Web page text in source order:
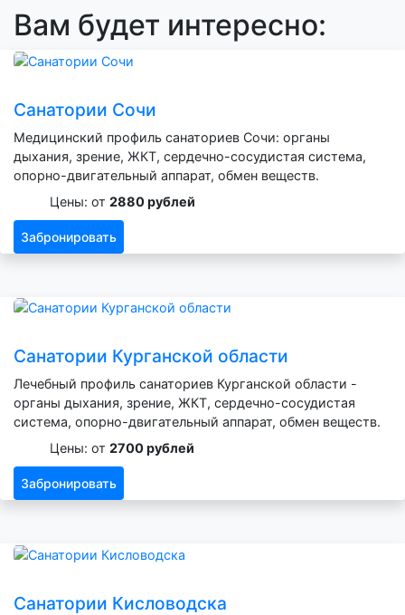
Вам будет интересно:
Санатории Сочи
Медицинский профиль санаториев Сочи: органы
дыхания, зрение, ЖКТ, сердечно-сосудистая система,
опорно-двигательный аппарат, обмен веществ.
Цены: от 2880 рублей
Забронировать
Санатории Курганской области
Лечебный профиль санаториев Курганской области -
органы дыхания, зрение, ЖКТ, сердечно-сосудистая
система, опорно-двигательный аппарат, обмен веществ.
Цены: от 2700 рублей
Забронировать
Санатории Кисловодска